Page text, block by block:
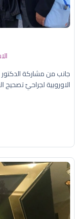
جانب من مشاركة
الاوروبية لجراحيّ تصحيح